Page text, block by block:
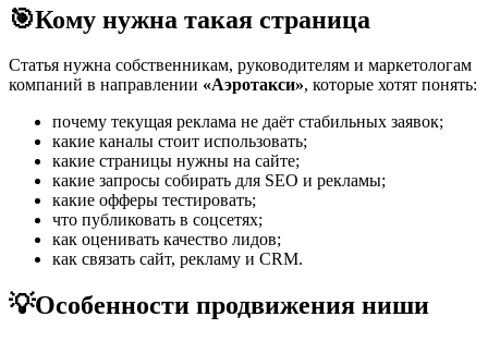
🎯Кому нужна такая страница
Статья нужна собственникам, руководителям и маркетологам
компаний в направлении «Аэротакси», которые хотят понять:
почему текущая реклама не даёт стабильных заявок;
какие каналы стоит использовать;
какие страницы нужны на сайте;
какие запросы собирать для SEO и рекламы;
какие офферы тестировать;
что публиковать в соцсетях;
как оценивать качество лидов;
как связать сайт, рекламу и CRM.
💡Особенности продвижения ниши